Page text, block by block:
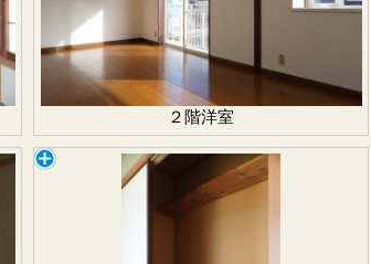
２階洋室